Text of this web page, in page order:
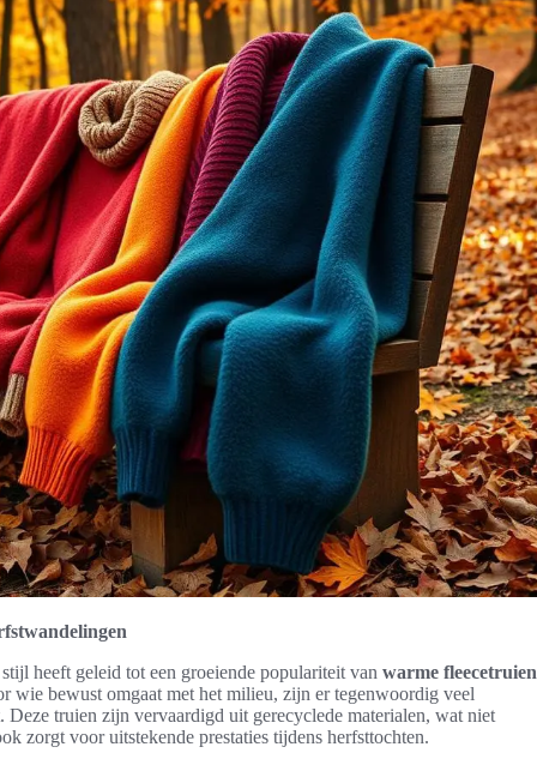
heeft geleid tot een groeiende populariteit van warme fleecetruien
wie bewust omgaat met het milieu, zijn er tegenwoordig veel
Deze truien zijn vervaardigd uit gerecyclede materialen, wat niet
zorgt voor uitstekende prestaties tijdens herfsttochten.